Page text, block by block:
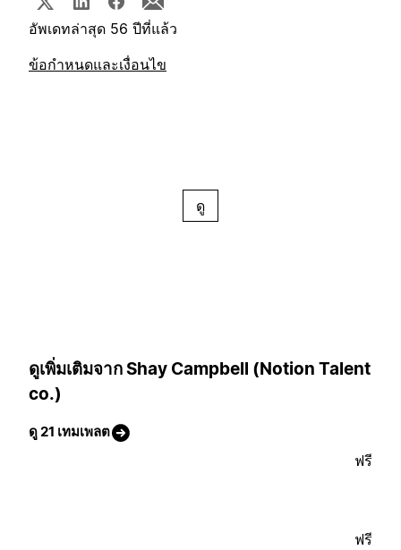
อัพเดทล่าสุด 56 ปีที่แล้ว
ข้อกำหนดและเงื่อนไข
ดู
ดูเพิ่มเติมจาก Shay Campbell (Notion Talent
co.)
ดู 21 เทมเพลต
ฟรี
ฟรี